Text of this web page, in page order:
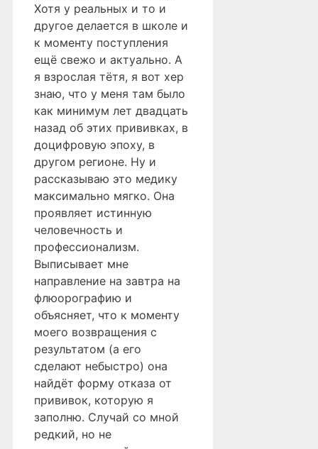
Хотя у реальных и то и
другое делается в школе и
к моменту поступления
ещё свежо и актуально. А
я взрослая тётя, я вот хер
знаю, что у меня там было
как минимум лет двадцать
назад об этих прививках, в
доцифровую эпоху, в
другом регионе. Ну и
рассказываю это медику
максимально мягко. Она
проявляет истинную
человечность и
профессионализм.
Выписывает мне
направление на завтра на
флюорографию и
объясняет, что к моменту
моего возвращения с
результатом (а его
сделают небыстро) она
найдёт форму отказа от
прививок, которую я
заполню. Случай со мной
редкий, но не